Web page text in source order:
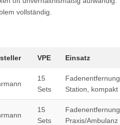
vollständig.
VPE Einsatz
15
Sets
Fadenentfernung
Station, kompakt
15
Sets
Fadenentfernung
Praxis/Ambulanz